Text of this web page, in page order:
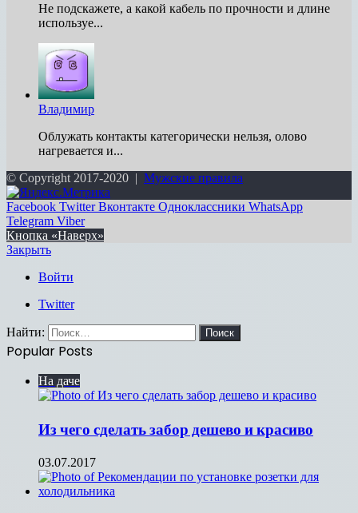
Не подскажете, а какой кабель по прочности и длине
используе...
Владимир
Облужать контакты категорически нельзя, олово
нагревается и...
© Copyright 2017-2020 | Мужские правила
Facebook Twitter Вконтакте Одноклассники WhatsApp
Telegram Viber
Кнопка «Наверх»
Закрыть
Войти
Twitter
Найти:
Popular Posts
На даче
Из чего сделать забор дешево и красиво
03.07.2017